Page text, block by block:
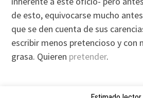
de esto, equivocarse mucho
que se den cuenta de sus
escribir menos pretencioso y con
grasa. Quieren pretender.